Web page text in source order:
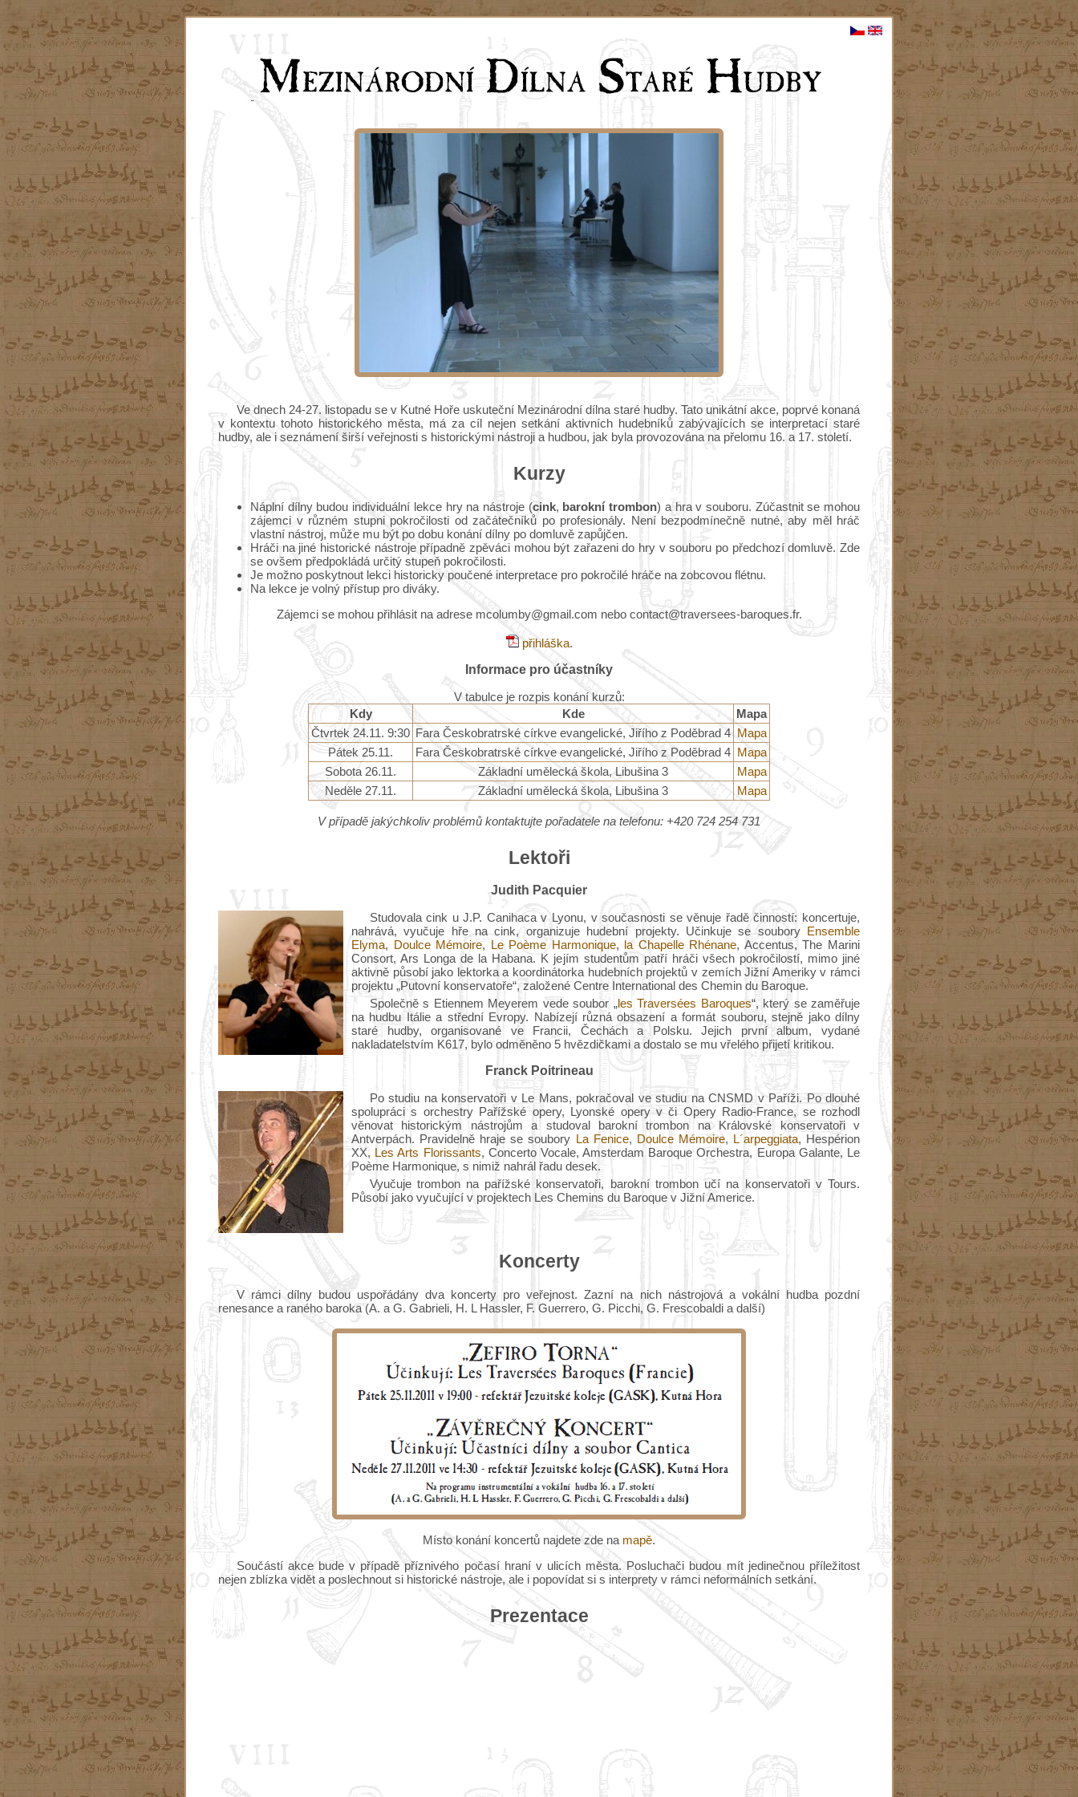
Ve dnech 24-27. listopadu se v Kutné Hoře uskuteční Mezinárodní dílna staré hudby. Tato unikátní akce, poprvé konaná
v kontextu tohoto historického města, má za cíl nejen setkání aktivních hudebníků zabývajících se interpretací staré
hudby, ale i seznámení širší veřejnosti s historickými nástroji a hudbou, jak byla provozována na přelomu 16. a 17. století.
Kurzy
Náplní dílny budou individuální lekce hry na nástroje (cink, barokní trombon) a hra v souboru. Zúčastnit se mohou
zájemci v různém stupni pokročilosti od začátečníků po profesionály. Není bezpodmínečně nutné, aby měl hráč
vlastní nástroj, může mu být po dobu konání dílny po domluvě zapůjčen.
Hráči na jiné historické nástroje případně zpěváci mohou být zařazeni do hry v souboru po předchozí domluvě. Zde
se ovšem předpokládá určitý stupeň pokročilosti.
Je možno poskytnout lekci historicky poučené interpretace pro pokročilé hráče na zobcovou flétnu.
Na lekce je volný přístup pro diváky.
Zájemci se mohou přihlásit na adrese mcolumby@gmail.com nebo contact@traversees-baroques.fr.
přihláška.
Informace pro účastníky
V tabulce je rozpis konání kurzů:
Kdy
Kde
Mapa
Čtvrtek 24.11. 9:30 Fara Českobratrské církve evangelické, Jiřího z Poděbrad 4 Mapa
Pátek 25.11.
Fara Českobratrské církve evangelické, Jiřího z Poděbrad 4 Mapa
Sobota 26.11.
Základní umělecká škola, Libušina 3
Mapa
Neděle 27.11.
Základní umělecká škola, Libušina 3 Mapa
V případě jakýchkoliv problémů kontaktujte pořadatele na telefonu: +420 724 254 731
Lektoři
Judith Pacquier
Studovala cink u J.P. Canihaca v Lyonu, v současnosti se věnuje řadě činností: koncertuje,
nahrává, vyučuje hře na cink, organizuje hudební projekty. Učinkuje se soubory Ensemble
Elyma, Doulce Mémoire, Le Poème Harmonique, la Chapelle Rhénane, Accentus, The Marini
Consort, Ars Longa de la Habana. K jejím studentům patří hráči všech pokročilostí, mimo jiné
aktivně působí jako lektorka a koordinátorka hudebních projektů v zemích Jižní Ameriky v rámci
projektu „Putovní konservatoře“, založené Centre International des Chemin du Baroque.
Společně s Etiennem Meyerem vede soubor „les Traversées Baroques“, který se zaměřuje
na hudbu Itálie a střední Evropy. Nabízejí různá obsazení a formát souboru, stejně jako dílny
staré hudby, organisované ve Francii, Čechách a Polsku. Jejich první album, vydané
nakladatelstvím K617, bylo odměněno 5 hvězdičkami a dostalo se mu vřelého přijetí kritikou.
Franck Poitrineau
Po studiu na konservatoři v Le Mans, pokračoval ve studiu na CNSMD v Paříži. Po dlouhé
spolupráci s orchestry Pařížské opery, Lyonské opery v či Opery Radio-France, se rozhodl
věnovat historickým nástrojům a studoval barokní trombon na Královské konservatoři v
Antverpách. Pravidelně hraje se soubory La Fenice, Doulce Mémoire, L´arpeggiata, Hespérion
XX, Les Arts Florissants, Concerto Vocale, Amsterdam Baroque Orchestra, Europa Galante, Le
Poème Harmonique, s nimiž nahrál řadu desek.
Vyučuje trombon na pařížské konservatoři, barokní trombon učí na konservatoři v Tours.
Působí jako vyučující v projektech Les Chemins du Baroque v Jižní Americe.
Koncerty
V rámci dílny budou uspořádány dva koncerty pro veřejnost. Zazní na nich nástrojová a vokální hudba pozdní
renesance a raného baroka (A. a G. Gabrieli, H. L Hassler, F. Guerrero, G. Picchi, G. Frescobaldi a další)
Místo konání koncertů najdete zde na mapě.
Součástí akce bude v případě příznivého počasí hraní v ulicích města. Posluchači budou mít jedinečnou příležitost
nejen zblízka vidět a poslechnout si historické nástroje, ale i popovídat si s interprety v rámci neformálních setkání.
Prezentace